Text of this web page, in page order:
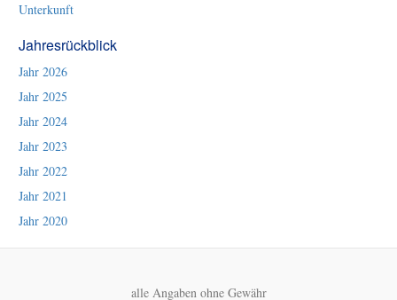
Unterkunft
Jahresrückblick
Jahr 2026
Jahr 2025
Jahr 2024
Jahr 2023
Jahr 2022
Jahr 2021
Jahr 2020
alle Angaben ohne Gewähr